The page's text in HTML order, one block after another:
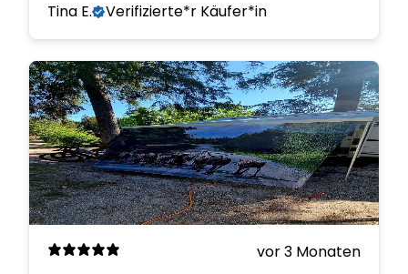
Tina E.
Verifizierte*r Käufer*in
vor 3 Monaten